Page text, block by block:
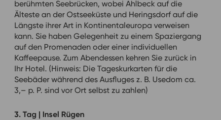
berühmten Seebrücken, wobei Ahlbeck auf die
Älteste an der Ostseeküste und Heringsdorf auf die
Längste ihrer Art in Kontinentaleuropa verweisen
kann. Sie haben Gelegenheit zu einem Spaziergang
auf den Promenaden oder einer individuellen
Kaffeepause. Zum Abendessen kehren Sie zurück in
Ihr Hotel. (Hinweis: Die Tageskurkarten für die
Seebäder während des Ausfluges z. B. Usedom ca.
3,– p. P. sind vor Ort selbst zu zahlen)
3. Tag | Insel Rügen